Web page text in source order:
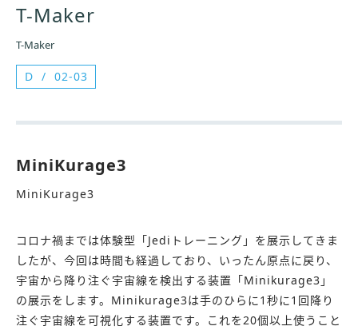
T-Maker
T-Maker
D 02-03
MiniKurage3
MiniKurage3
コロナ禍までは体験型「Jediトレーニング」を展示してきま
したが、今回は時間も経過しており、いったん原点に戻り、
宇宙から降り注ぐ宇宙線を検出する装置「Minikurage3」
の展示をします。Minikurage3は手のひらに1秒に1回降り
注ぐ宇宙線を可視化する装置です。これを20個以上使うこと